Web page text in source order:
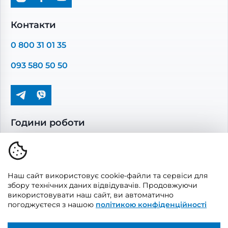
Промислова вентиляція
Комплектуючі вентиляції
Дверцята ревізійні
Контакти
0 800 31 01 35
093 580 50 50
Години роботи
Сб-Нд: вихідні
Наш сайт використовує cookie-файли та сервіси для
збору технічних даних відвідувачів. Продовжуючи
використовувати наш сайт, ви автоматично
погоджуєтеся з нашою політикою конфіденційності